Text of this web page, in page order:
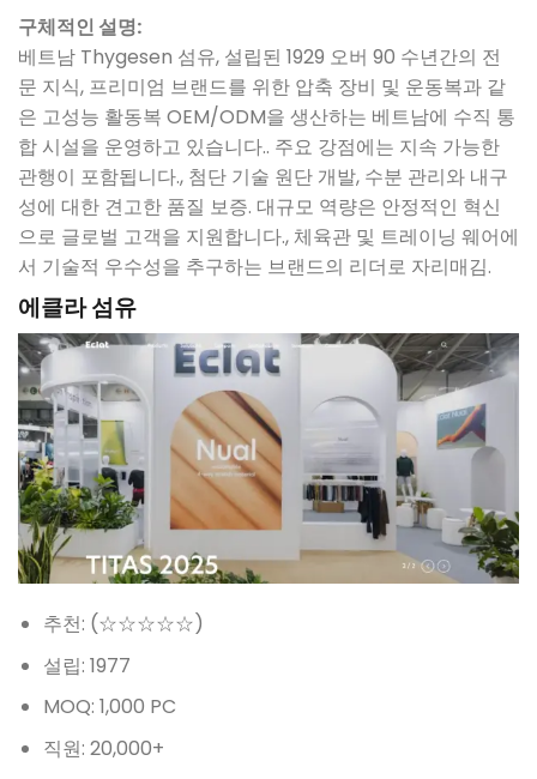
구체적인 설명:
베트남 Thygesen 섬유, 설립된 1929 오버 90 수년간의 전
문 지식, 프리미엄 브랜드를 위한 압축 장비 및 운동복과 같
은 고성능 활동복 OEM/ODM을 생산하는 베트남에 수직 통
합 시설을 운영하고 있습니다.. 주요 강점에는 지속 가능한
관행이 포함됩니다., 첨단 기술 원단 개발, 수분 관리와 내구
성에 대한 견고한 품질 보증. 대규모 역량은 안정적인 혁신
으로 글로벌 고객을 지원합니다., 체육관 및 트레이닝 웨어에
서 기술적 우수성을 추구하는 브랜드의 리더로 자리매김.
에클라 섬유
추천: (☆☆☆☆☆)
설립: 1977
MOQ: 1,000 PC
직원: 20,000+